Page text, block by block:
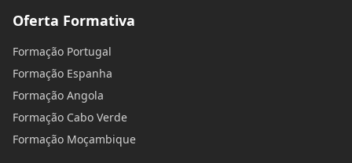
Oferta Formativa
Formação Portugal
Formação Espanha
Formação Angola
Formação Cabo Verde
Formação Moçambique